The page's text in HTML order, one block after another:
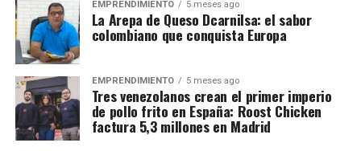
EMPRENDIMIENTO 5 meses ago
La Arepa de Queso Dcarnilsa: el sabor
colombiano que conquista Europa
EMPRENDIMIENTO 5 meses ago
Tres venezolanos crean el primer imperio
de pollo frito en España: Roost Chicken
factura 5,3 millones en Madrid